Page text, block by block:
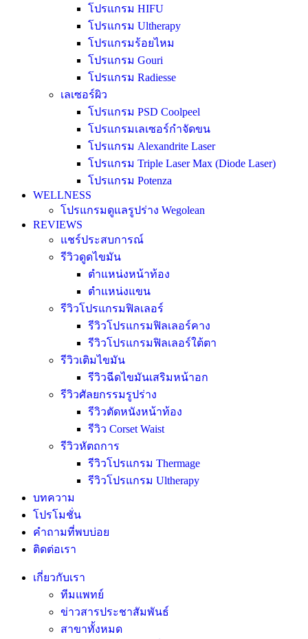
โปรแกรม HIFU
โปรแกรม Ultherapy
โปรแกรมร้อยไหม
โปรแกรม Gouri
โปรแกรม Radiesse
เลเซอร์ผิว
โปรแกรม PSD Coolpeel
โปรแกรมเลเซอร์กำจัดขน
โปรแกรม Alexandrite Laser
โปรแกรม Triple Laser Max (Diode Laser)
โปรแกรม Potenza
WELLNESS
โปรแกรมดูแลรูปร่าง Wegolean
REVIEWS
แชร์ประสบการณ์
รีวิวดูดไขมัน
ตำแหน่งหน้าท้อง
ตำแหน่งแขน
รีวิวโปรแกรมฟิลเลอร์
รีวิวโปรแกรมฟิลเลอร์คาง
รีวิวโปรแกรมฟิลเลอร์ใต้ตา
รีวิวเติมไขมัน
รีวิวฉีดไขมันเสริมหน้าอก
รีวิวศัลยกรรมรูปร่าง
รีวิวตัดหนังหน้าท้อง
รีวิว Corset Waist
รีวิวหัตถการ
รีวิวโปรแกรม Thermage
รีวิวโปรแกรม Ultherapy
บทความ
โปรโมชั่น
คำถามที่พบบ่อย
ติดต่อเรา
เกี่ยวกับเรา
ทีมแพทย์
ข่าวสารประชาสัมพันธ์
สาขาทั้งหมด